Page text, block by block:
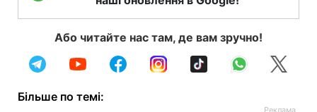
Або читайте нас там, де вам зручно!
Більше по темі: